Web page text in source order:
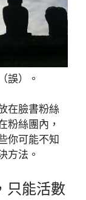
誤）。
在臉書粉絲
粉絲團內，
你可能不知
方法。
只能活數